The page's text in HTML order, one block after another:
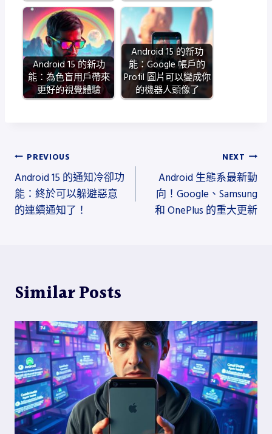
Android 15 的新功
能：為色盲用戶帶來
更好的視覺體驗
Android 15 的新功
能：Google 帳戶的
Profil 圖片可以變成你
的機器人頭像了
文
章
導
PREVIOUS
Android 15 的通知冷卻功
能：終於可以躲避惡意
的連續通知了！
NEXT
Android 生態系最新動
向！Google、Samsung
和 OnePlus 的重大更新
Similar Posts